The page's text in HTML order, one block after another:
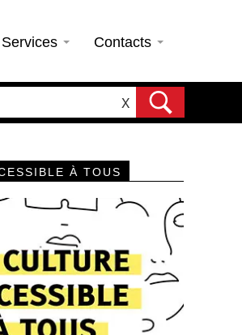
Services Contacts
X
À TOUS